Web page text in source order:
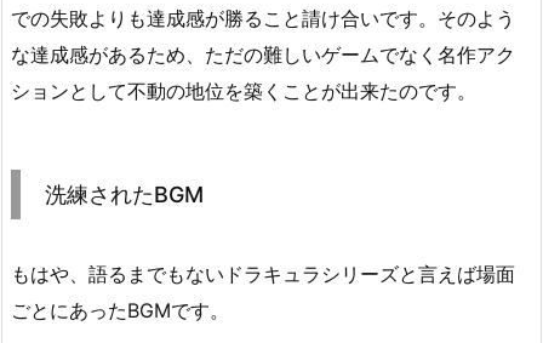
での失敗よりも達成感が勝ること請け合いです。そのよう
な達成感があるため、ただの難しいゲームでなく名作アク
ションとして不動の地位を築くことが出来たのです。
洗練されたBGM
もはや、語るまでもないドラキュラシリーズと言えば場面
ごとにあったBGMです。